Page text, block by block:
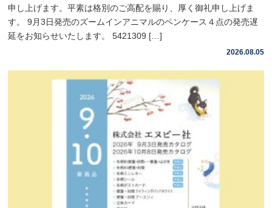
申し上げます。平素は格別のご高配を賜り、厚く御礼申し上げま
す。 9月3日発売のズームインアニマルのペンケース４点の発売遅
延をお知らせいたします。 5421309 […]
2026.08.05